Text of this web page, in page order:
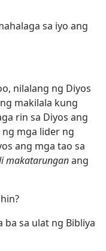
sa iyo ang
nilalang ng Diyos
makilala kung
rin sa Diyos ang
mga lider ng
ang mga tao sa
makatarunganang
ba sa ulat ng Bibliya